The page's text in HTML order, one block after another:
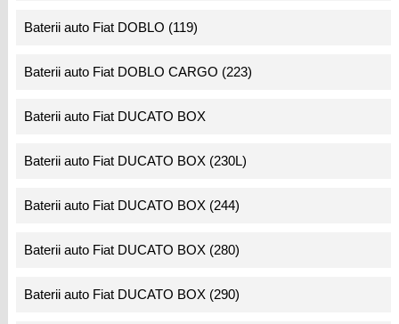
Baterii auto Fiat DOBLO (119)
Baterii auto Fiat DOBLO CARGO (223)
Baterii auto Fiat DUCATO BOX
Baterii auto Fiat DUCATO BOX (230L)
Baterii auto Fiat DUCATO BOX (244)
Baterii auto Fiat DUCATO BOX (280)
Baterii auto Fiat DUCATO BOX (290)